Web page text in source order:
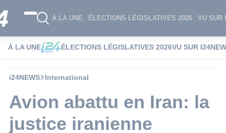
À LA UNE ÉLECTIONS LÉGISLATIVES 2026 VU SUR
À LA UNE ÉLECTIONS LÉGISLATIVES 2026VU SUR
i24NEWS International
Avion abattu en Iran: la
justice iranienne